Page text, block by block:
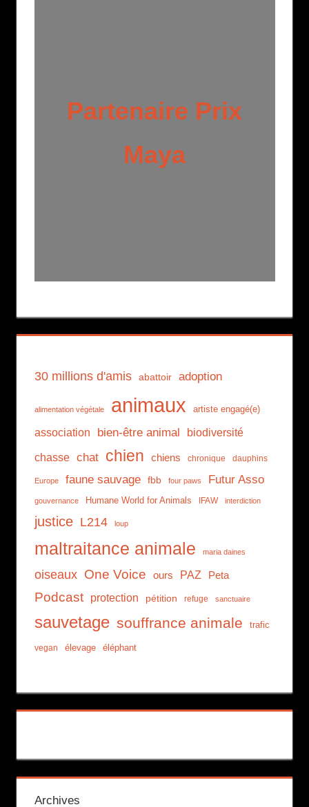
Partenaire Prix
Maya
30 millions d'amis abattoir adoption
alimentation végétale animaux artiste engagé(e)
association bien-être animal biodiversité
chasse chat chien chiens chronique dauphins
Europe faune sauvage fbb four paws Futur Asso
gouvernance Humane World for Animals IFAW interdiction
justice L214 loup
maltraitance animale maria daines
oiseaux One Voice ours PAZ Peta
Podcast protection pétition refuge sanctuaire
sauvetage souffrance animale trafic
vegan élevage éléphant
Archives